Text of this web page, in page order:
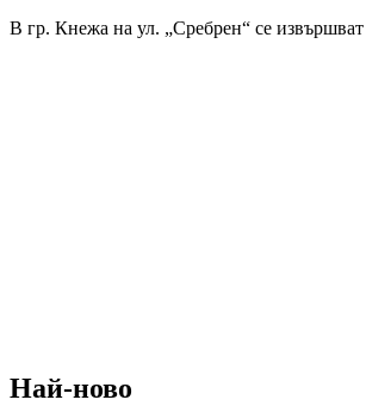
В гр. Кнежа на ул. „Сребрен“ се
Най-ново